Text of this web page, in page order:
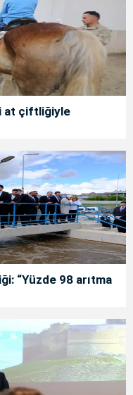
at çiftliğiyle
“Yüzde 98 arıtma